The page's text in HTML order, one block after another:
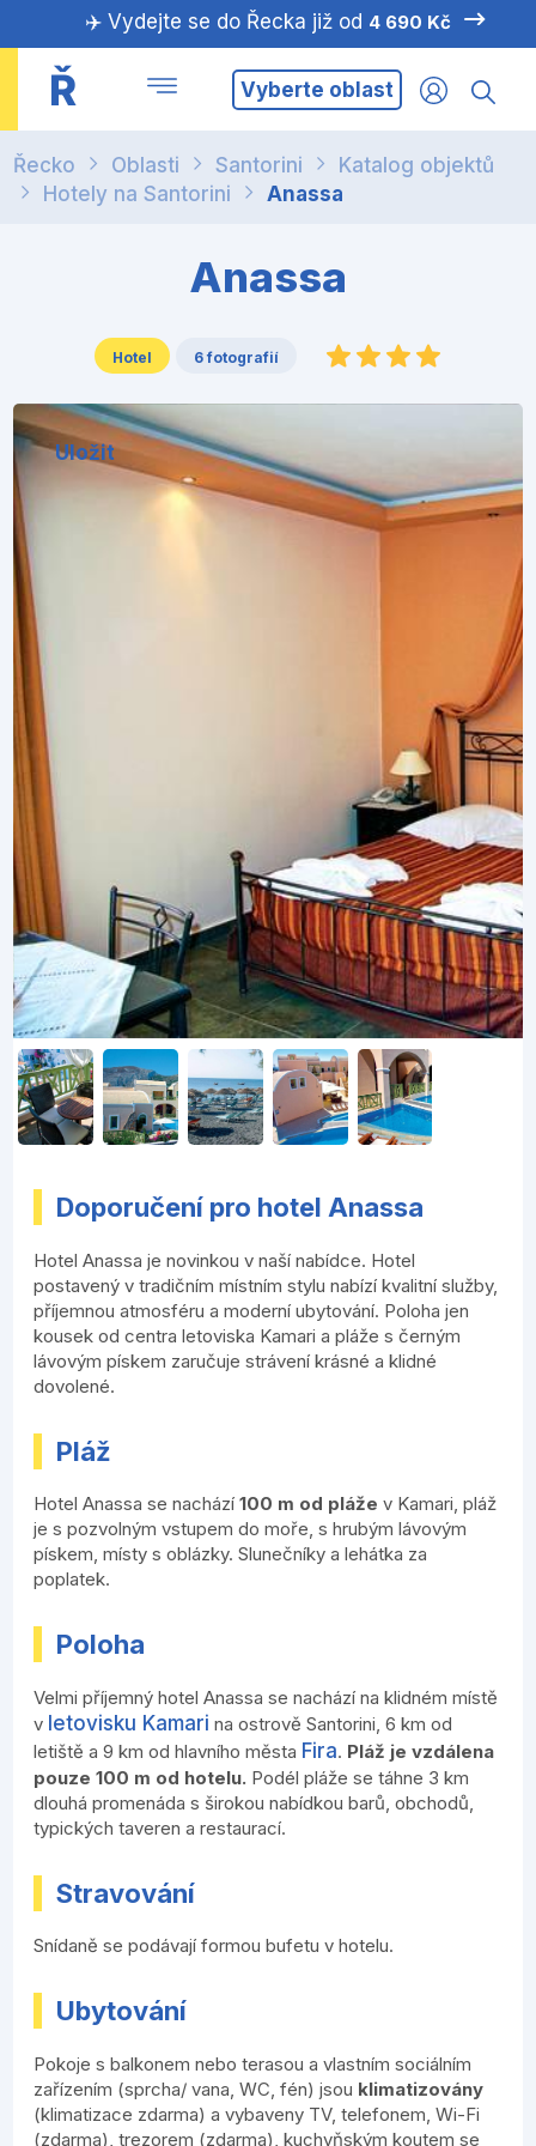
✈️ Vydejte se do Řecka již od 4 690 Kč
Ř Vyberte oblast
Řecko Oblasti Santorini
Katalog objektů
Hotely na Santorini
Anassa
Anassa
Hotel 6 fotografií
Uložit
Doporučení pro hotel Anassa
Hotel Anassa je novinkou v naší nabídce. Hotel
postavený v tradičním místním stylu nabízí kvalitní služby,
příjemnou atmosféru a moderní ubytování. Poloha jen
kousek od centra letoviska Kamari a pláže s černým
lávovým pískem zaručuje strávení krásné a klidné
dovolené.
Pláž
Hotel Anassa se nachází100 m od pláže v Kamari, pláž
je s pozvolným vstupem do moře, s hrubým lávovým
pískem, místy s oblázky. Slunečníky a lehátka za
poplatek.
Poloha
Velmi příjemný hotel Anassa se nachází na klidném místě
v letovisku Kamari na ostrově Santorini, 6 km od
letiště a 9 km od hlavního města Fira. Pláž je vzdálena
pouze 100 m od hotelu. Podél pláže se táhne 3 km
dlouhá promenáda s širokou nabídkou barů, obchodů,
typických taveren a restaurací.
Stravování
Snídaně se podávají formou bufetu v hotelu.
Ubytování
Pokoje s balkonem nebo terasou a vlastním sociálním
zařízením (sprcha/ vana, WC, fén) jsou klimatizovány
(klimatizace zdarma) a vybaveny TV, telefonem, Wi-Fi
(zdarma), trezorem (zdarma), kuchyňským koutem se